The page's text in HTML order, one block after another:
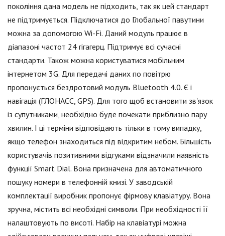
покоління дана модель не підходить, так як цей стандарт
не підтримується. Підключатися до Глобальної павутини
можна за допомогою Wi-Fi. Даний модуль працює в
діапазоні частот 24 гігагерц. Підтримує всі сучасні
стандарти. Також можна користуватися мобільним
інтернетом 3G. Для передачі даних по повітрю
пропонується бездротовий модуль Bluetooth 4.0. Є і
навігація (ГЛОНАСС, GPS). Для того щоб встановити зв'язок
із супутниками, необхідно буде почекати приблизно пару
хвилин. І ці терміни відповідають тільки в тому випадку,
якщо телефон знаходиться під відкритим небом. Більшість
користувачів позитивними відгуками відзначили наявність
функції Smart Dial. Вона призначена для автоматичного
пошуку номери в телефонній книзі. У заводській
комплектації виробник пропонує фірмову клавіатуру. Вона
зручна, містить всі необхідні символи. При необхідності її
налаштовують по висоті. Набір на клавіатурі можна